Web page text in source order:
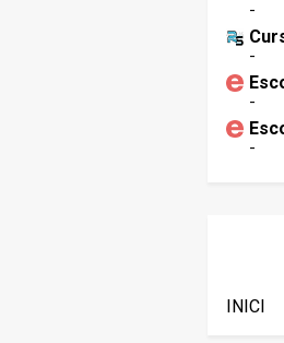
-
-
-
-
INICI